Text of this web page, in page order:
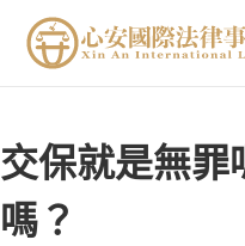
交保就是無罪
嗎？